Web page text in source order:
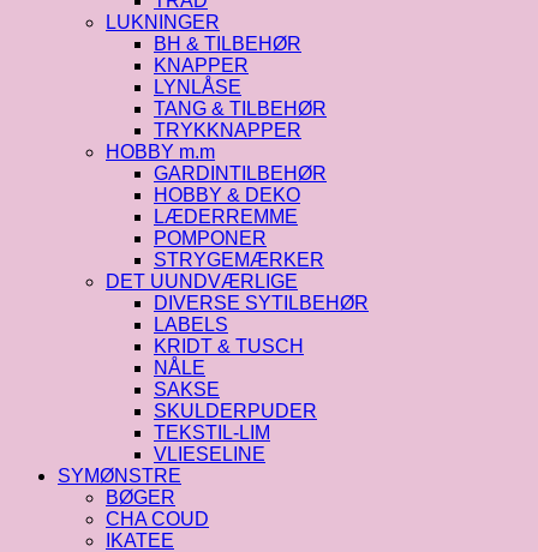
LUKNINGER
BH & TILBEHØR
KNAPPER
LYNLÅSE
TANG & TILBEHØR
TRYKKNAPPER
HOBBY m.m
GARDINTILBEHØR
HOBBY & DEKO
LÆDERREMME
POMPONER
STRYGEMÆRKER
DET UUNDVÆRLIGE
DIVERSE SYTILBEHØR
LABELS
KRIDT & TUSCH
NÅLE
SAKSE
SKULDERPUDER
TEKSTIL-LIM
VLIESELINE
SYMØNSTRE
BØGER
CHA COUD
IKATEE